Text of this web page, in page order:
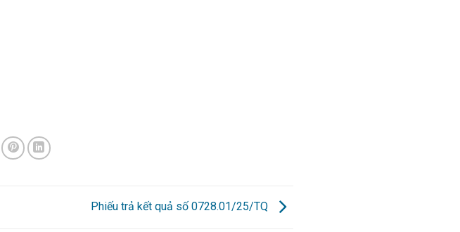
Phiếu trả kết quả số 0728.01/25/TQ